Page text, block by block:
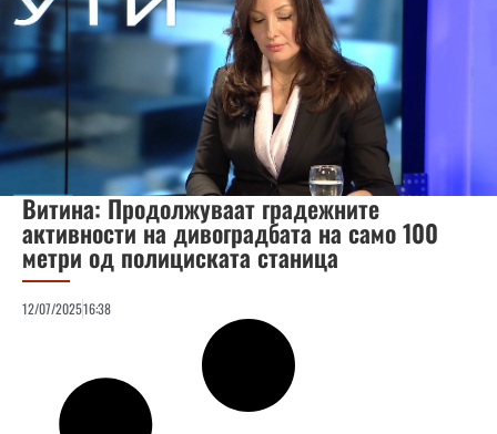
Витина: Продолжуваат градежните
активности на дивоградбата на само 100
метри од полициската станица
12/07/202516:38